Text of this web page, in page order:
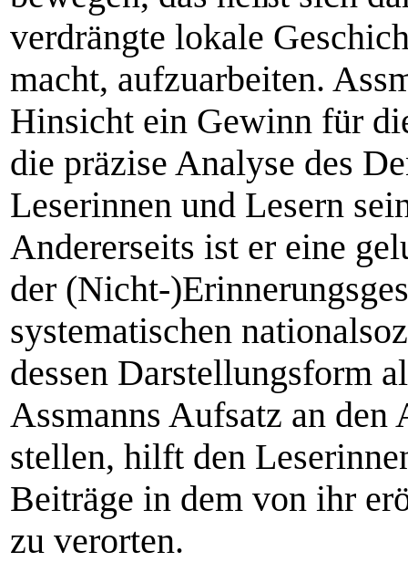
verdrängte lokale
macht, aufzuarbeiten.
Hinsicht ein Gewinn für
die präzise Analyse des
Leserinnen und Lesern
Andererseits ist er eine
der (Nicht-
systematischen
dessen Darstellungsform
Assmanns Aufsatz an den
stellen, hilft den
Beiträge in dem von ihr
zu verorten.